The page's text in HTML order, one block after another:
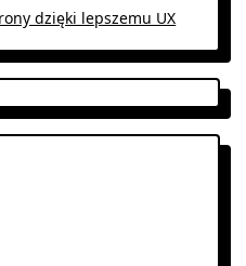
dzięki lepszemu UX